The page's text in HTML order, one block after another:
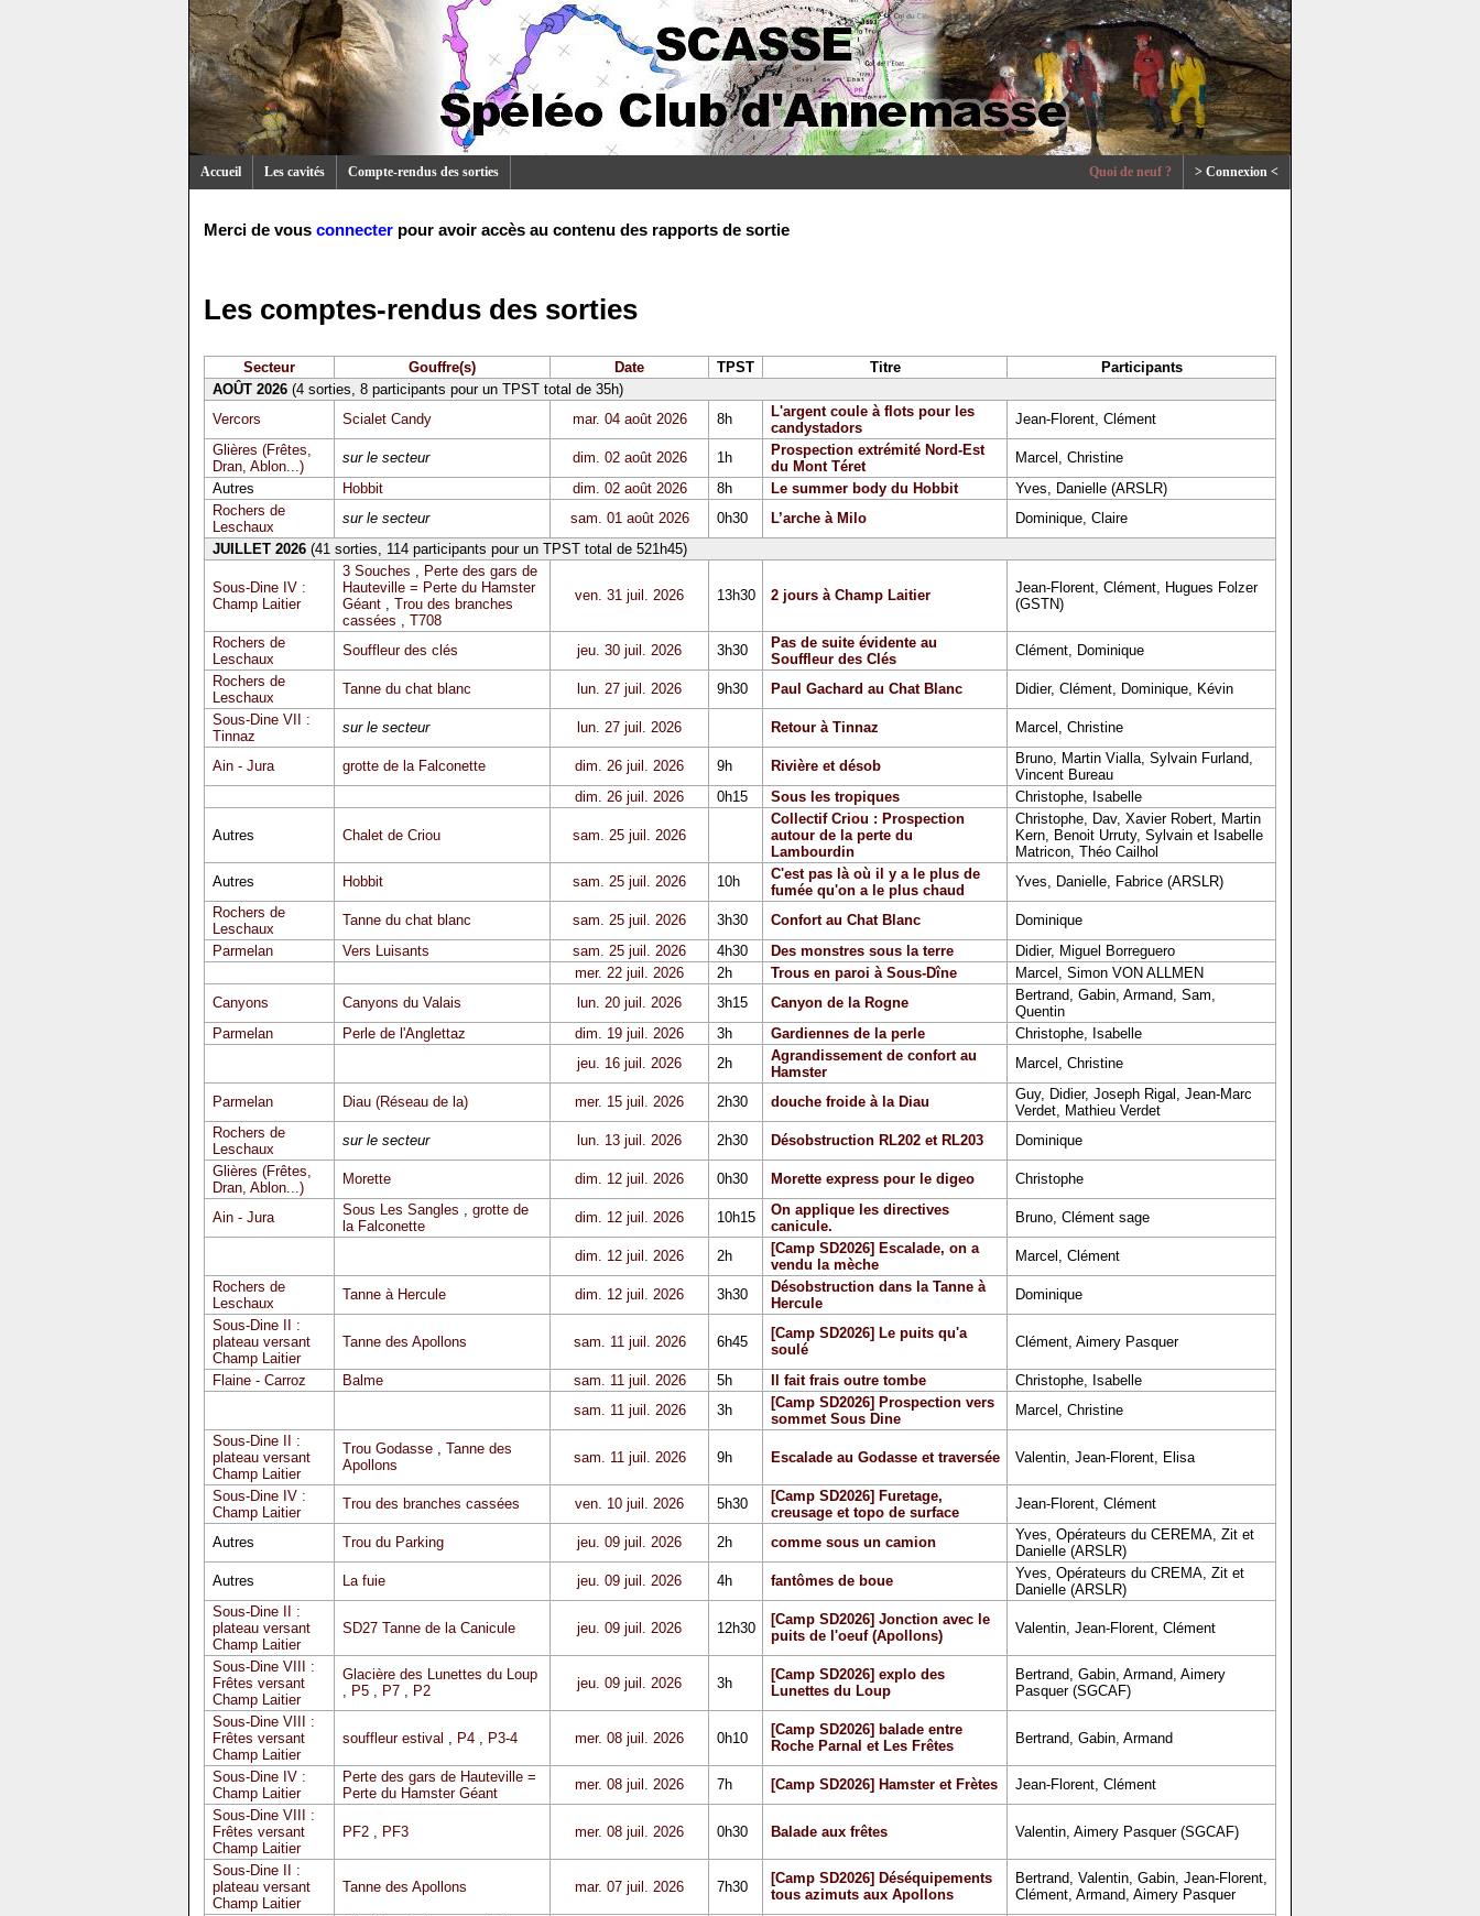
Accueil Les cavités Compte-rendus des sorties > Connexion <
Quoi de neuf ?
Merci de vous connecter pour avoir accès au contenu des rapports de sortie
Les comptes-rendus des sorties
Secteur Gouffre(s) Date TPST Titre
Participants
AOÛT 2026(4 sorties, 8 participants pour un TPST total de 35h)
Vercors
Scialet Candy mar. 04 août 2026 8h
L'argent coule à flots pour les
candystadors
Jean-Florent, Clément
Glières (Frêtes,
Dran, Ablon...)
sur le secteur dim. 02 août 2026 1h
Prospection extrémité Nord-Est
du Mont Téret
Marcel, Christine
Autres
Hobbit dim. 02 août 2026 8h Le summer body du Hobbit
Yves, Danielle (ARSLR)
Rochers de
Leschaux
sur le secteur sam. 01 août 2026 0h30 L’arche à Milo
Dominique, Claire
JUILLET 2026(41 sorties, 114 participants pour un TPST total de 521h45)
Sous-Dine IV :
Champ Laitier
3 Souches , Perte des gars de
Hauteville = Perte du Hamster
Géant, Trou des branches
cassées , T708
ven. 31 juil. 2026 13h30 2 jours à Champ Laitier
Jean-Florent, Clément, Hugues Folzer
(GSTN)
Rochers de
Leschaux
Souffleur des clés jeu. 30 juil. 2026 3h30
Pas de suite évidente au
Souffleur des Clés
Clément, Dominique
Rochers de
Leschaux
Tanne du chat blanc lun. 27 juil. 2026 9h30 Paul Gachard au Chat Blanc
Didier, Clément, Dominique, Kévin
Sous-Dine VII :
Tinnaz
sur le secteur lun. 27 juil. 2026 Retour à Tinnaz Marcel, Christine
Ain - Jura grotte de la Falconette dim. 26 juil. 2026 9h Rivière et désob
Bruno, Martin Vialla, Sylvain Furland,
Vincent Bureau
dim. 26 juil. 2026
0h15 Sous les tropiques Christophe, Isabelle
Autres Chalet de Criou sam. 25 juil. 2026
Collectif Criou : Prospection
autour de la perte du
Lambourdin
Christophe, Dav, Xavier Robert, Martin
Kern, Benoit Urruty, Sylvain et Isabelle
Matricon, Théo Cailhol
Autres
Hobbit sam. 25 juil. 2026 10h
C'est pas là où il y a le plus de
fumée qu'on a le plus chaud
Yves, Danielle, Fabrice (ARSLR)
Rochers de
Leschaux
Tanne du chat blanc sam. 25 juil. 2026 3h30 Confort au Chat Blanc
Dominique
Parmelan
Vers Luisants sam. 25 juil. 2026 4h30 Des monstres sous la terre
Didier, Miguel Borreguero
mer. 22 juil. 2026
2h Trous en paroi à Sous-Dîne
Marcel, Simon VON ALLMEN
Canyons
Canyons du Valais lun. 20 juil. 2026 3h15 Canyon de la Rogne
Bertrand, Gabin, Armand, Sam,
Quentin
Parmelan
Perle de l'Anglettaz dim. 19 juil. 2026 3h Gardiennes de la perle
Christophe, Isabelle
jeu. 16 juil. 2026
2h
Agrandissement de confort au
Hamster
Marcel, Christine
Parmelan Diau (Réseau de la) mer. 15 juil. 2026 2h30 douche froide à la Diau
Guy, Didier, Joseph Rigal, Jean-Marc
Verdet, Mathieu Verdet
Rochers de
Leschaux
sur le secteur lun. 13 juil. 2026 2h30 Désobstruction RL202 et RL203
Dominique
Glières (Frêtes,
Dran, Ablon...)
Morette dim. 12 juil. 2026 0h30 Morette express pour le digeo Christophe
Ain - Jura Sous Les Sangles , grotte de
la Falconette
dim. 12 juil. 2026 10h15
On applique les directives
canicule.
Bruno, Clément sage
dim. 12 juil. 2026 2h
[Camp SD2026] Escalade, on a
vendu la mèche
Marcel, Clément
Rochers de
Leschaux
Tanne à Hercule dim. 12 juil. 2026 3h30
Désobstruction dans la Tanne à
Hercule
Dominique
Sous-Dine II :
plateau versant
Champ Laitier
Tanne des Apollons sam. 11 juil. 2026 6h45
[Camp SD2026] Le puits qu'a
soulé
Clément, Aimery Pasquer
Flaine - Carroz Balme sam. 11 juil. 2026 5h Il fait frais outre tombe
Christophe, Isabelle
sam. 11 juil. 2026
3h
[Camp SD2026] Prospection vers
sommet Sous Dine
Marcel, Christine
Sous-Dine II :
plateau versant
Champ Laitier
Trou Godasse, Tanne des
Apollons
sam. 11 juil. 2026 9h Escalade au Godasse et traversée Valentin, Jean-Florent, Elisa
Sous-Dine IV :
Champ Laitier
Trou des branches cassées ven. 10 juil. 2026 5h30
[Camp SD2026] Furetage,
creusage et topo de surface
Jean-Florent, Clément
Autres Trou du Parking jeu. 09 juil. 2026 2h comme sous un camion
Yves, Opérateurs du CEREMA, Zit et
Danielle (ARSLR)
Autres
La fuie jeu. 09 juil. 2026 4h fantômes de boue
Yves, Opérateurs du CREMA, Zit et
Danielle (ARSLR)
Sous-Dine II :
plateau versant
Champ Laitier
SD27 Tanne de la Canicule jeu. 09 juil. 2026 12h30
[Camp SD2026] Jonction avec le
puits de l'oeuf (Apollons)
Valentin, Jean-Florent, Clément
Sous-Dine VIII :
Frêtes versant
Champ Laitier
Glacière des Lunettes du Loup
, P5, P7, P2 jeu. 09 juil. 2026 3h
[Camp SD2026] explo des
Lunettes du Loup
Bertrand, Gabin, Armand, Aimery
Pasquer (SGCAF)
Sous-Dine VIII :
Frêtes versant
Champ Laitier
souffleur estival , P4, P3-4 mer. 08 juil. 2026 0h10
[Camp SD2026] balade entre
Roche Parnal et Les Frêtes
Bertrand, Gabin, Armand
Sous-Dine IV :
Champ Laitier
Perte des gars de Hauteville =
Perte du Hamster Géant
mer. 08 juil. 2026 7h [Camp SD2026] Hamster et Frètes
Jean-Florent, Clément
Sous-Dine VIII :
Frêtes versant
Champ Laitier
PF2, PF3 mer. 08 juil. 2026 0h30 Balade aux frêtes Valentin, Aimery Pasquer (SGCAF)
Sous-Dine II :
plateau versant
Champ Laitier
Tanne des Apollons mar. 07 juil. 2026 7h30
[Camp SD2026] Déséquipements
tous azimuts aux Apollons
Bertrand, Valentin, Gabin, Jean-Florent,
Clément, Armand, Aimery Pasquer